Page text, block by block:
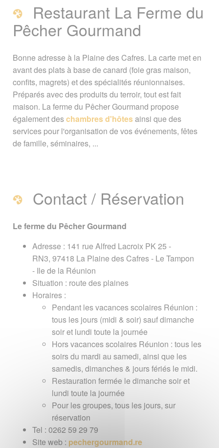
Restaurant La Ferme du Pêcher
Contact / Réservation
A voir également
Page créée le 23 janvier 2010. Dernière
mise à jour le 06 juin 2026
Gourmand - Plaine des Cafres
Restaurant La Ferme du
Pêcher Gourmand
Bonne adresse à la Plaine des Cafres. La carte met en
avant des plats à base de canard (foie gras maison,
confits, magrets) et des spécialités réunionnaises.
Préparés avec des produits du terroir, tout est fait
maison. La ferme du Pêcher Gourmand propose
également deschambres d'hôtesainsi que des
services pour l'organisation de vos événements, fêtes
de famille, séminaires, ...
Contact / Réservation
Le ferme du Pêcher Gourmand
Adresse : 141 rue Alfred Lacroix PK 25 -
RN3, 97418 La Plaine des Cafres - Le Tampon
- Ile de la Réunion
Situation : route des plaines
Horaires :
Pendant les vacances scolaires Réunion :
tous les jours (midi & soir) sauf dimanche
soir et lundi toute la journée
Hors vacances scolaires Réunion : tous les
soirs du mardi au samedi, ainsi que les
samedis, dimanches & jours fériés le midi.
Restauration fermée le dimanche soir et
lundi toute la journée
Pour les groupes, tous les jours, sur
réservation
Tel : 0262 59 29 79
Site web : pechergourmand.re